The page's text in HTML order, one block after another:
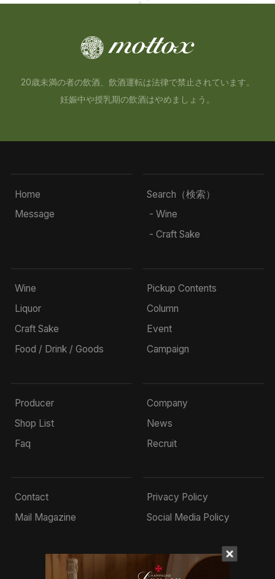
20歳未満の者の飲酒、飲酒運転は法律で禁止されています。
妊娠中や授乳期の飲酒はやめましょう。
Home
Message
Search（検索）
- Wine
- Craft Sake
Wine
Liquor
Craft Sake
Food / Drink / Goods
Pickup Contents
Column
Event
Campaign
Producer
Shop List
Faq
Company
News
Recruit
Contact
Mail Magazine
Privacy Policy
Social Media Policy